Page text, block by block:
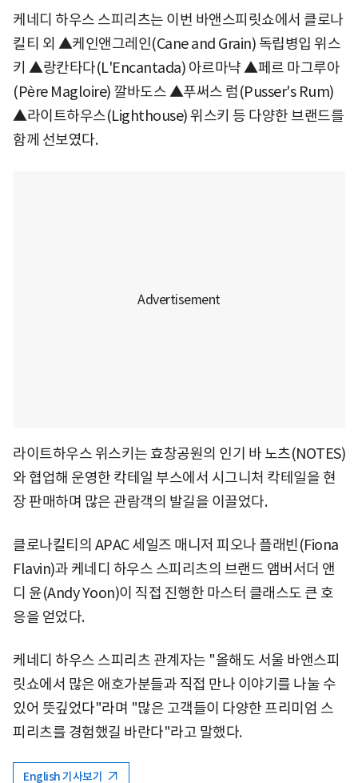
케네디 하우스 스피리츠는 이번 바앤스피릿쇼에서 클로나
킬티 외 ▲케인앤그레인(Cane and Grain) 독립병입 위스
키 ▲랑칸타다(L'Encantada) 아르마냑 ▲페르 마그루아
(Père Magloire) 깔바도스 ▲푸써스 럼(Pusser's Rum)
▲라이트하우스(Lighthouse) 위스키 등 다양한 브랜드를
함께 선보였다.
라이트하우스 위스키는 효창공원의 인기 바 노츠(NOTES)
와 협업해 운영한 칵테일 부스에서 시그니처 칵테일을 현
장 판매하며 많은 관람객의 발길을 이끌었다.
클로나킬티의 APAC 세일즈 매니저 피오나 플래빈(Fiona
Flavin)과 케네디 하우스 스피리츠의 브랜드 앰버서더 앤
디 윤(Andy Yoon)이 직접 진행한 마스터 클래스도 큰 호
응을 얻었다.
케네디 하우스 스피리츠 관계자는 "올해도 서울 바앤스피
릿쇼에서 많은 애호가분들과 직접 만나 이야기를 나눌 수
있어 뜻깊었다"라며 "많은 고객들이 다양한 프리미엄 스
피리츠를 경험했길 바란다"라고 말했다.
English 기사보기